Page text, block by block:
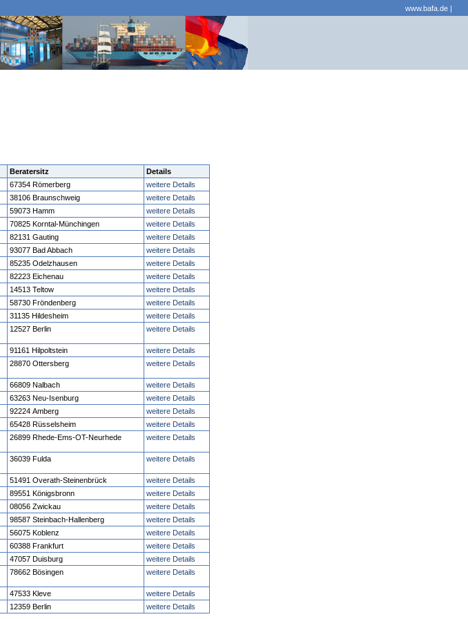
www.bafa.de |
Beratersitz
Details
67354 Römerberg
weitere Details
38106 Braunschweig
weitere Details
59073 Hamm
weitere Details
70825 Korntal-Münchingen
weitere Details
82131 Gauting
weitere Details
93077 Bad Abbach
weitere Details
85235 Odelzhausen
weitere Details
82223 Eichenau
weitere Details
14513 Teltow
weitere Details
58730 Fröndenberg
weitere Details
31135 Hildesheim
weitere Details
12527 Berlin weitere Details
91161 Hilpoltstein
weitere Details
28870 Ottersberg weitere Details
66809 Nalbach
weitere Details
63263 Neu-Isenburg
weitere Details
92224 Amberg
weitere Details
65428 Rüsselsheim
weitere Details
26899 Rhede-Ems-OT-Neurhede weitere Details
36039 Fulda weitere Details
51491 Overath-Steinenbrück
weitere Details
89551 Königsbronn
weitere Details
08056 Zwickau
weitere Details
98587 Steinbach-Hallenberg
weitere Details
56075 Koblenz
weitere Details
60388 Frankfurt
weitere Details
47057 Duisburg
weitere Details
78662 Bösingen weitere Details
47533 Kleve
weitere Details
12359 Berlin weitere Details